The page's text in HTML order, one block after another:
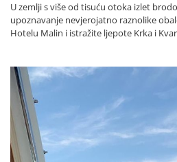
U zemlji s više od tisuću otoka izlet
upoznavanje nevjerojatno raznolike
Hotelu Malin i istražite ljepote Krka i